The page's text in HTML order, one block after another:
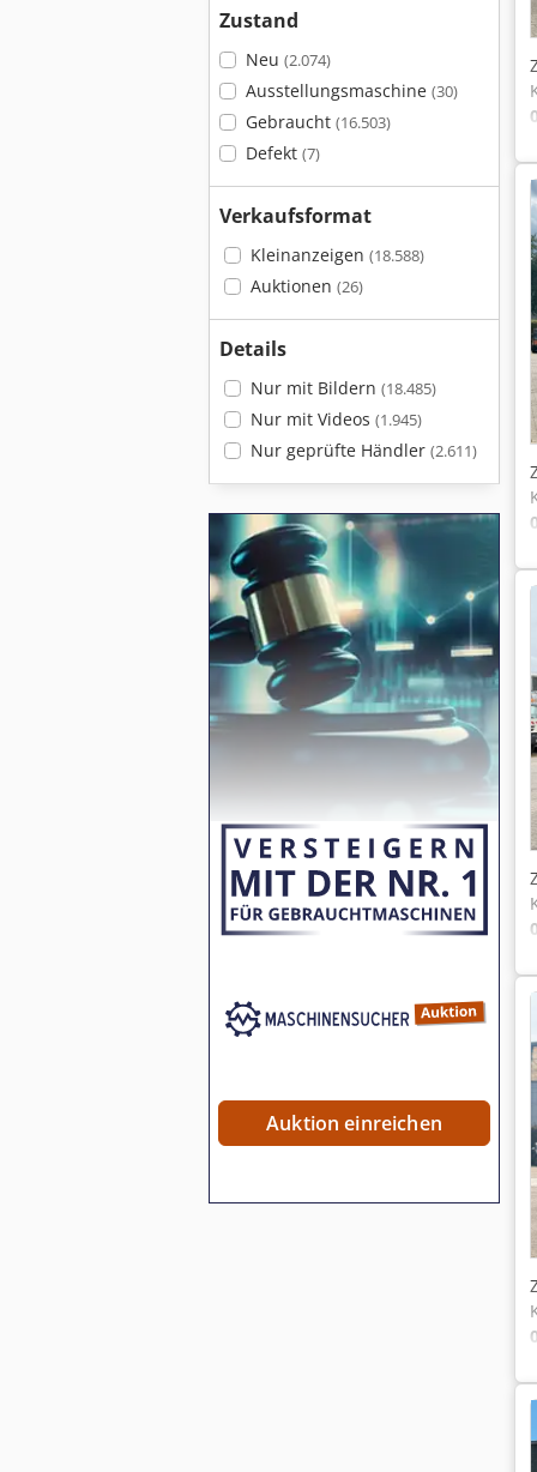
Zustand
Neu (2.074)
Ausstellungsmaschine (30)
Gebraucht (16.503)
Defekt (7)
Verkaufsformat
Kleinanzeigen (18.588)
Auktionen (26)
Details
Nur mit Bildern (18.485)
Nur mit Videos (1.945)
Nur geprüfte Händler (2.611)
Auktion einreichen